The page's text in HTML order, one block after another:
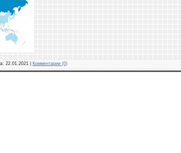
22.01.2021 Комментарии (0)